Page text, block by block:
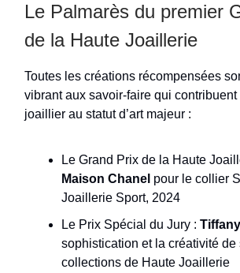
Le Palmarès du premier
de la Haute Joaillerie
Toutes les créations récompensées
vibrant aux savoir-faire qui contribuent
joaillier au statut d’art majeur :
Le Grand Prix de la Haute
Maison Chanel pour le collier
Joaillerie Sport, 2024
Le Prix Spécial du Jury :
sophistication et la créativité de
collections de Haute Joaillerie